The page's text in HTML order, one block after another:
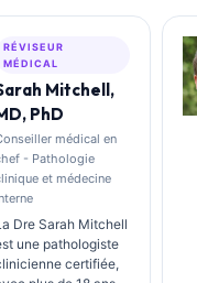
RÉVISEUR
MÉDICAL
Mitchell,
PhD
médical en
- Pathologie
et médecine
Dre Sarah Mitchell
une pathologiste
certifiée,